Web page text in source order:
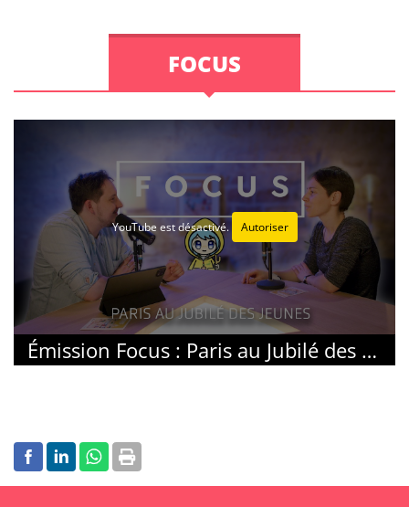
FOCUS
YouTube est désactivé. Autoriser
Émission Focus : Paris au Jubilé des Jeunes